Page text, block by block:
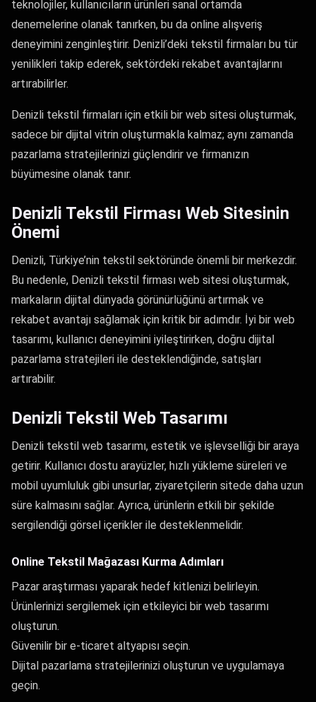
teknolojiler, kullanıcıların ürünleri sanal ortamda
denemelerine olanak tanırken, bu da online alışveriş
deneyimini zenginleştirir. Denizli’deki tekstil firmaları bu tür
yenilikleri takip ederek, sektördeki rekabet avantajlarını
artırabilirler.
Denizli tekstil firmaları için etkili bir web sitesi oluşturmak,
sadece bir dijital vitrin oluşturmakla kalmaz; aynı zamanda
pazarlama stratejilerinizi güçlendirir ve firmanızın
büyümesine olanak tanır.
Denizli Tekstil Firması Web Sitesinin
Önemi
Denizli, Türkiye’nin tekstil sektöründe önemli bir merkezdir.
Bu nedenle, Denizli tekstil firması web sitesi oluşturmak,
markaların dijital dünyada görünürlüğünü artırmak ve
rekabet avantajı sağlamak için kritik bir adımdır. İyi bir web
tasarımı, kullanıcı deneyimini iyileştirirken, doğru dijital
pazarlama stratejileri ile desteklendiğinde, satışları
artırabilir.
Denizli Tekstil Web Tasarımı
Denizli tekstil web tasarımı, estetik ve işlevselliği bir araya
getirir. Kullanıcı dostu arayüzler, hızlı yükleme süreleri ve
mobil uyumluluk gibi unsurlar, ziyaretçilerin sitede daha uzun
süre kalmasını sağlar. Ayrıca, ürünlerin etkili bir şekilde
sergilendiği görsel içerikler ile desteklenmelidir.
Online Tekstil Mağazası Kurma Adımları
Pazar araştırması yaparak hedef kitlenizi belirleyin.
Ürünlerinizi sergilemek için etkileyici bir web tasarımı
oluşturun.
Güvenilir bir e-ticaret altyapısı seçin.
Dijital pazarlama stratejilerinizi oluşturun ve uygulamaya
geçin.